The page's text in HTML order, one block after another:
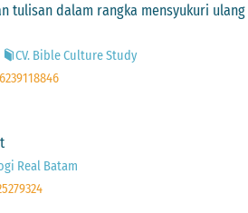
tulisan dalam rangka mensyukuri
CV. Bible Culture Study
Real Batam